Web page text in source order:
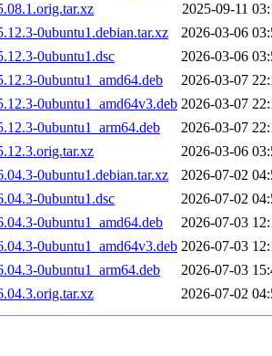
2025-09-11
0ubuntu1.debian.tar.xz
2026-03-06
0ubuntu1.dsc
2026-03-06
0ubuntu1_amd64.deb
2026-03-07
0ubuntu1_amd64v3.deb 2026-03-07
0ubuntu1_arm64.deb
2026-03-07
2026-03-06
0ubuntu1.debian.tar.xz
2026-07-02
0ubuntu1.dsc
2026-07-02
0ubuntu1_amd64.deb
2026-07-03
0ubuntu1_amd64v3.deb 2026-07-03
0ubuntu1_arm64.deb
2026-07-03
2026-07-02